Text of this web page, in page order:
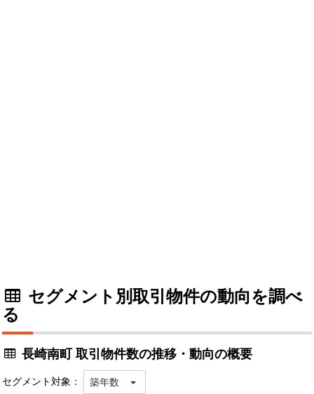
セグメント別取引物件の動向を調べ
る
長崎南町 取引物件数の推移・動向の概要
セグメント対象： 築年数